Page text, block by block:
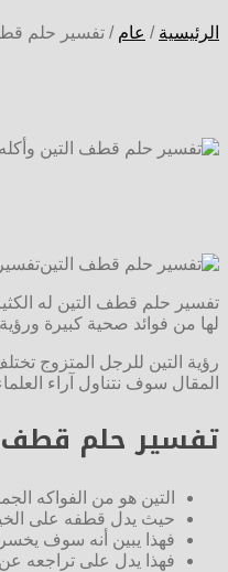
الرئيسية / عام / تفسير حلم
تفسير حلم قطف التين له
لها من فوائد صحية كبيرة
رؤية التين للرجل المتزوج
المقال سوف نتناول آراء
تفسير حلم قطف
التين هو من الفواكه
حيث يدل قطفه على
فهذا يبين أنه سوف
فهذا يدل على تراجعه عن